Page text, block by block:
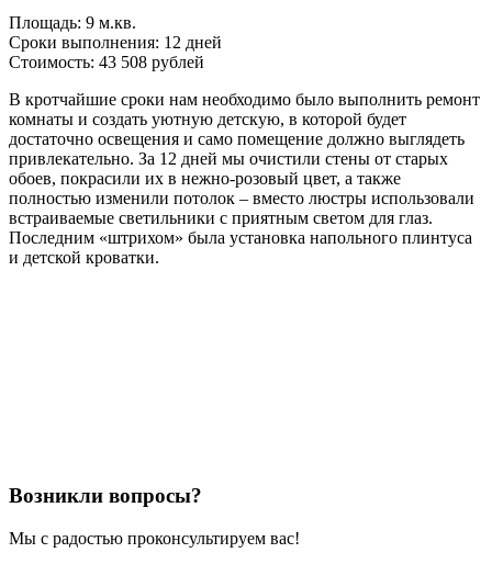
Площадь: 9 м.кв.
Сроки выполнения: 12 дней
Cтоимость: 43 508 рублей
В кротчайшие сроки нам необходимо было выполнить ремонт
комнаты и создать уютную детскую, в которой будет
достаточно освещения и само помещение должно выглядеть
привлекательно. За 12 дней мы очистили стены от старых
обоев, покрасили их в нежно-розовый цвет, а также
полностью изменили потолок – вместо люстры использовали
встраиваемые светильники с приятным светом для глаз.
Последним «штрихом» была установка напольного плинтуса
и детской кроватки.
Возникли вопросы?
Мы с радостью проконсультируем вас!